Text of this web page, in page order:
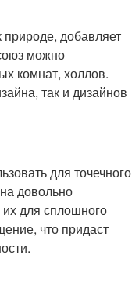
добавляет
можно
комнат, холлов.
так и дизайнов
для точечного
довольно
для сплошного
что придаст